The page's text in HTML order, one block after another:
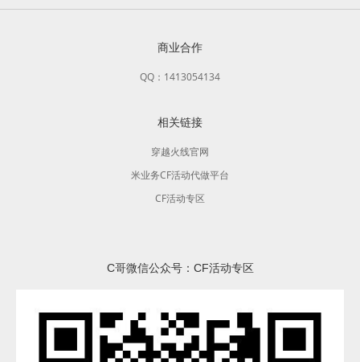
商业合作
QQ：1413054134
相关链接
穿越火线官网
米业务CF活动代做平台
CF活动专区
C哥微信公众号：CF活动专区